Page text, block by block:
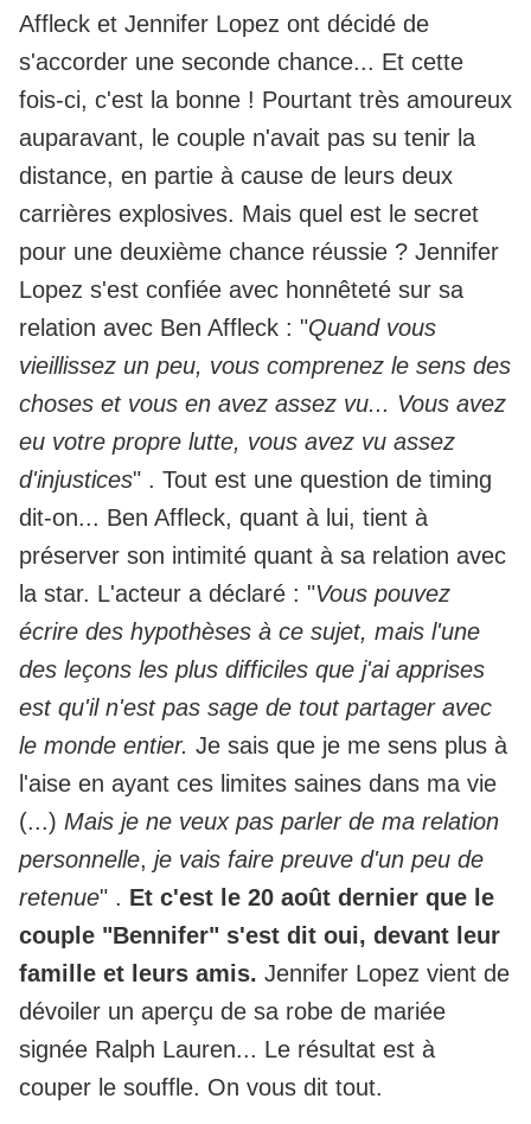
Affleck et Jennifer Lopez ont décidé de
s'accorder une seconde chance... Et cette
fois-ci, c'est la bonne ! Pourtant très amoureux
auparavant, le couple n'avait pas su tenir la
distance, en partie à cause de leurs deux
carrières explosives. Mais quel est le secret
pour une deuxième chance réussie ? Jennifer
Lopez s'est confiée avec honnêteté sur sa
relation avec Ben Affleck : "Quand vous
vieillissez un peu, vous comprenez le sens des
choses et vous en avez assez vu... Vous avez
eu votre propre lutte, vous avez vu assez
d'injustices" . Tout est une question de timing
dit-on... Ben Affleck, quant à lui, tient à
préserver son intimité quant à sa relation avec
la star. L'acteur a déclaré : "Vous pouvez
écrire des hypothèses à ce sujet, mais l'une
des leçons les plus difficiles que j'ai apprises
est qu'il n'est pas sage de tout partager avec
le monde entier. Je sais que je me sens plus à
l'aise en ayant ces limites saines dans ma vie
(...) Mais je ne veux pas parler de ma relation
personnelle, je vais faire preuve d'un peu de
retenue" . Et c'est le 20 août dernier que le
couple "Bennifer" s'est dit oui, devant leur
famille et leurs amis. Jennifer Lopez vient de
dévoiler un aperçu de sa robe de mariée
signée Ralph Lauren... Le résultat est à
couper le souffle. On vous dit tout.